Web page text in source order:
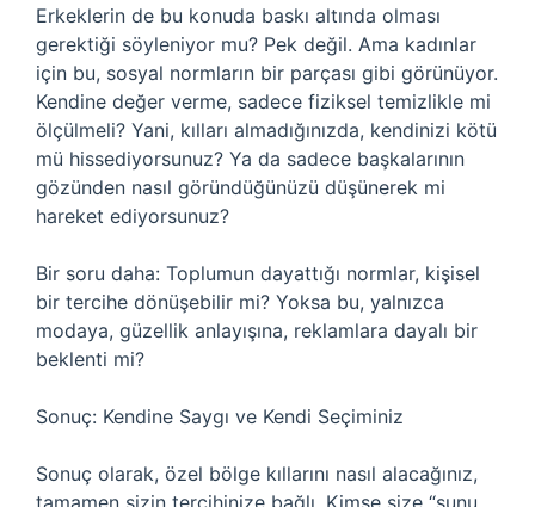
Erkeklerin de bu konuda baskı altında olması
gerektiği söyleniyor mu? Pek değil. Ama kadınlar
için bu, sosyal normların bir parçası gibi görünüyor.
Kendine değer verme, sadece fiziksel temizlikle mi
ölçülmeli? Yani, kılları almadığınızda, kendinizi kötü
mü hissediyorsunuz? Ya da sadece başkalarının
gözünden nasıl göründüğünüzü düşünerek mi
hareket ediyorsunuz?
Bir soru daha: Toplumun dayattığı normlar, kişisel
bir tercihe dönüşebilir mi? Yoksa bu, yalnızca
modaya, güzellik anlayışına, reklamlara dayalı bir
beklenti mi?
Sonuç: Kendine Saygı ve Kendi Seçiminiz
Sonuç olarak, özel bölge kıllarını nasıl alacağınız,
tamamen sizin tercihinize bağlı. Kimse size “şunu